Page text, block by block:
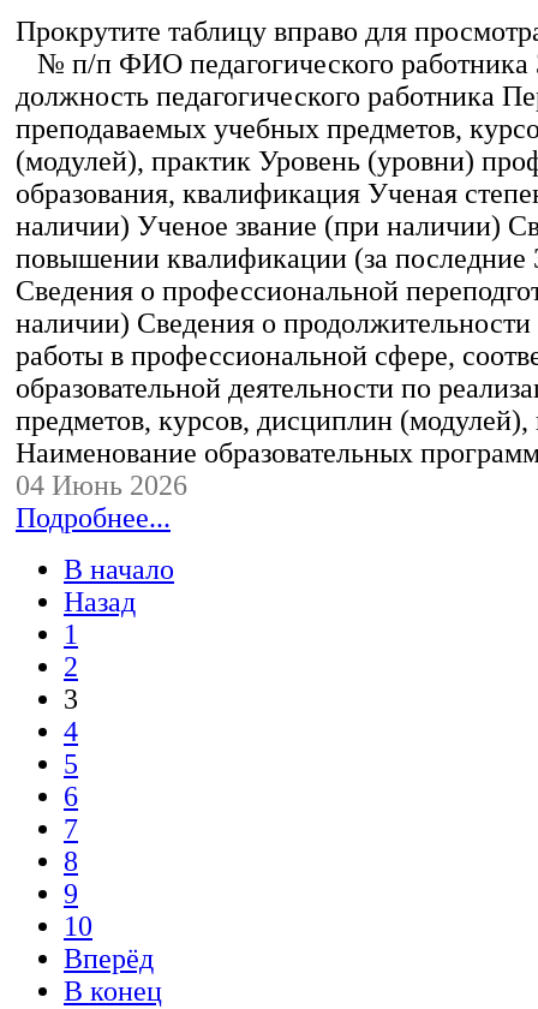
Прокрутите таблицу вправо для
№ п/п ФИО педагогического работника
должность педагогического работника
преподаваемых учебных предметов,
(модулей), практик Уровень (уровни)
образования, квалификация Ученая
наличии) Ученое звание (при наличии)
повышении квалификации (за последние
Сведения о профессиональной
наличии) Сведения о
работы в профессиональной сфере,
образовательной деятельности по
предметов, курсов, дисциплин (модулей),
Наименование образовательных
04 Июнь 2026
Подробнее...
В начало
Назад
1
2
3
4
5
6
7
8
9
10
Вперёд
В конец